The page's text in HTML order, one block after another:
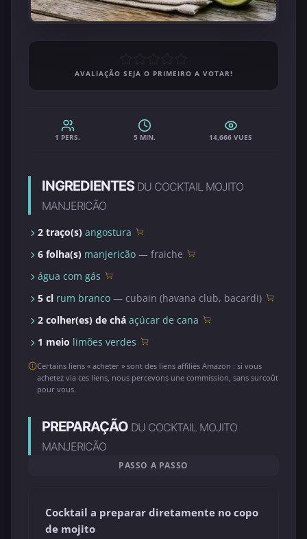
AVALIAÇÃO SEJA O PRIMEIRO A VOTAR!
1 PERS. 5 MIN. 14,666 VUES
INGREDIENTES DU COCKTAIL MOJITO
MANJERICÃO
2 traço(s) angostura
6 folha(s) manjericão — fraiche
água com gás
5 cl rum branco — cubain (havana club, bacardi)
2 colher(es) de chá açúcar de cana
1 meio limões verdes
Certains liens « acheter » sont des liens affiliés Amazon : si vous
achetez via ces liens, nous percevons une commission, sans surcoût
pour vous.
PREPARAÇÃO DU COCKTAIL MOJITO
MANJERICÃO
PASSO A PASSO
Cocktail a preparar diretamente no copo
de mojito